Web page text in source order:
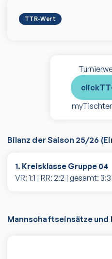
TTR-Wert
Bilanz der Saison 25/26 (
1. Kreisklasse Gruppe 04
VR: 1:1 | RR: 2:2 | gesamt: 3:3
Mannschaftseinsätze und